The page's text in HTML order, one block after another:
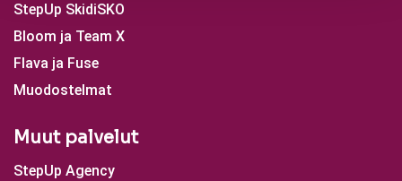
StepUp SkidiSKO
Bloom ja Team X
Flava ja Fuse
Muodostelmat
Muut palvelut
StepUp Agency